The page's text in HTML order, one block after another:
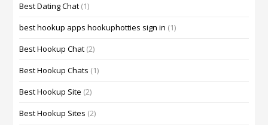
Best Dating Chat (1)
best hookup apps hookuphotties sign in (1)
Best Hookup Chat (2)
Best Hookup Chats (1)
Best Hookup Site (2)
Best Hookup Sites (2)